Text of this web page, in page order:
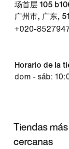
场首层 105
广州市, 广东,
+020-
Horario de la
dom - sáb:
Tiendas más
cercanas